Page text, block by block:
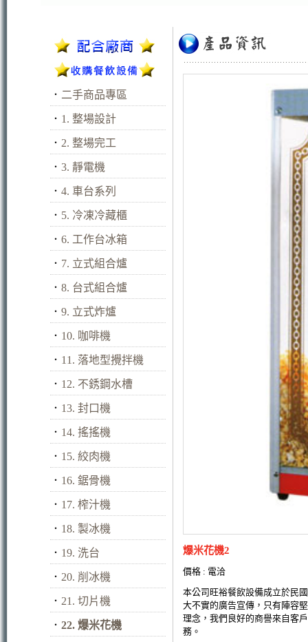
． 二手商品專區
． 1. 整場設計
． 2. 整場完工
． 3. 靜電機
． 4. 車台系列
． 5. 冷凍冷藏櫃
． 6. 工作台冰箱
． 7. 立式組合爐
． 8. 台式組合爐
． 9. 立式炸爐
． 10. 咖啡機
． 11. 落地型攪拌機
． 12. 不銹鋼水槽
． 13. 封口機
． 14. 搖搖機
． 15. 絞肉機
． 16. 鋸骨機
． 17. 榨汁機
． 18. 製冰機
． 19. 洗台
． 20. 削冰機
． 21. 切片機
． 22. 爆米花機
爆米花機2
價格 : 電洽
本公司旺裕餐飲設備成立於民
大不實的廣告宣傳，只有陣容
理念，我們良好的商譽來自客
務。